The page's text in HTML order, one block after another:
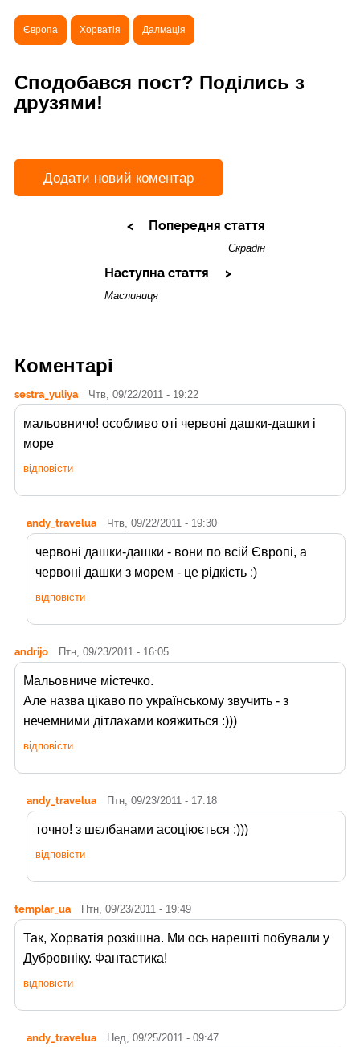
Європа Хорватія Далмація
Сподобався пост? Поділись з
друзями!
Додати новий коментар
Попередня стаття
Скрадін
Наступна стаття
Маслиниця
Коментарі
sestra_yuliya Чтв, 09/22/2011 - 19:22
мальовничо! особливо оті червоні дашки-дашки і
море
відповісти
andy_travelua Чтв, 09/22/2011 - 19:30
червоні дашки-дашки - вони по всій Європі, а
червоні дашки з морем - це рідкість :)
відповісти
andrijo Птн, 09/23/2011 - 16:05
Мальовниче містечко.
Але назва цікаво по українському звучить - з
нечемними дітлахами кояжиться :)))
відповісти
andy_travelua Птн, 09/23/2011 - 17:18
точно! з шєлбанами асоціюється :)))
відповісти
templar_ua Птн, 09/23/2011 - 19:49
Так, Хорватія розкішна. Ми ось нарешті побували у
Дубровніку. Фантастика!
відповісти
andy_travelua Нед, 09/25/2011 - 09:47